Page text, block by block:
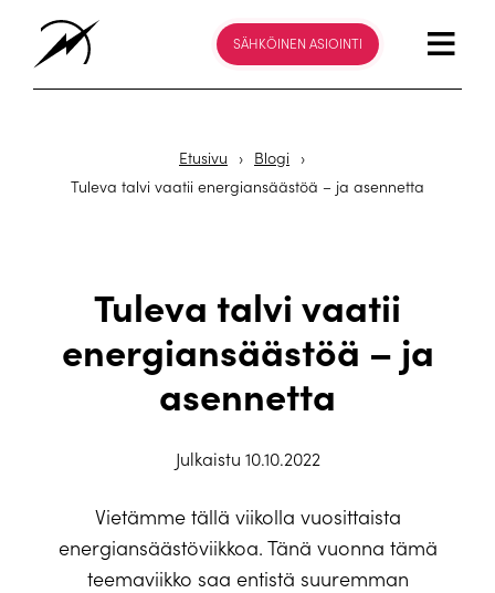
SÄHKÖINEN ASIOINTI
Etusivu › Blogi ›
Tuleva talvi vaatii energiansäästöä – ja asennetta
Tuleva talvi vaatii
energiansäästöä – ja
asennetta
Julkaistu 10.10.2022
Vietämme tällä viikolla vuosittaista
energiansäästöviikkoa. Tänä vuonna tämä
teemaviikko saa entistä suuremman